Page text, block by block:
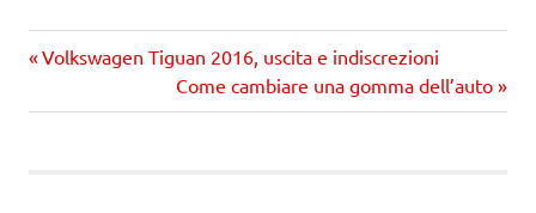
Navigazione
articoli
Precedente
Volkswagen Tiguan 2016, uscita e indiscrezioni
Prossimo
articolo
Come cambiare una gomma dell’auto